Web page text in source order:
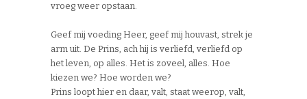
vroeg weer opstaan.
Geef mij voeding Heer, geef mij houvast, strek je
arm uit. De Prins, ach hij is verliefd, verliefd op
het leven, op alles. Het is zoveel, alles. Hoe
kiezen we? Hoe worden we?
Prins loopt hier en daar, valt, staat weerop, valt,